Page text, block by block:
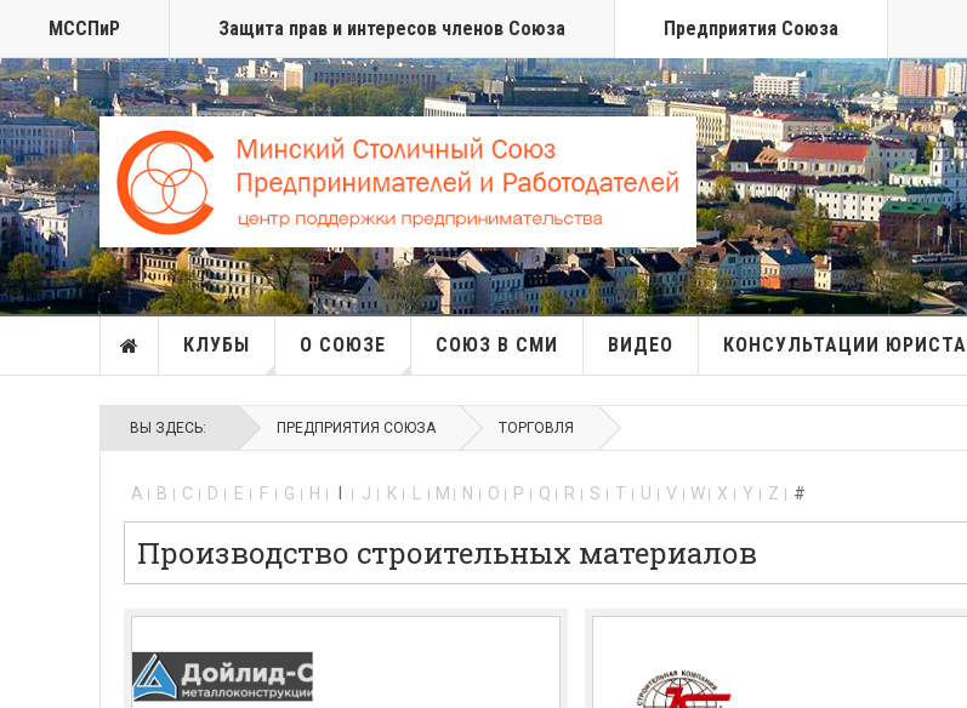
МССПиР Защита прав и интересов членов Союза Предприятия Союза
КЛУБЫ О СОЮЗЕ СОЮЗ В СМИ ВИДЕО КОНСУЛЬТАЦИИ ЮРИСТА
ВЫ ЗДЕСЬ: ПРЕДПРИЯТИЯ СОЮЗА ТОРГОВЛЯ
A B C D E F G H J K M N O P Q R S T U V W X Y Z #
Производство строительных материалов